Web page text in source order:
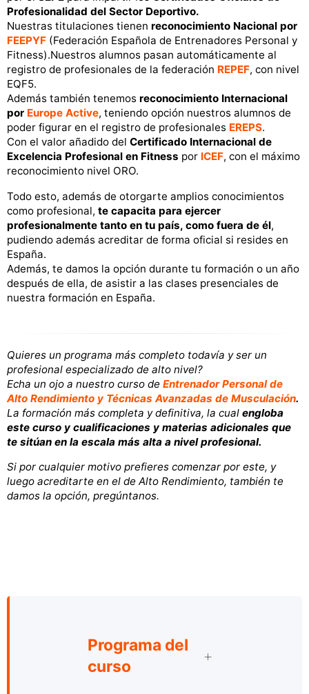
Profesionalidad del Sector Deportivo.
Nuestras titulaciones tienen reconocimiento Nacional por
FEEPYF (Federación Española de Entrenadores Personal y
Fitness).Nuestros alumnos pasan automáticamente al
registro de profesionales de la federación REPEF, con nivel
EQF5.
Además también tenemos reconocimiento Internacional
por Europe Active, teniendo opción nuestros alumnos de
poder figurar en el registro de profesionales EREPS.
Con el valor añadido del Certificado Internacional de
Excelencia Profesional en Fitness por ICEF, con el máximo
reconocimiento nivel ORO.
Todo esto, además de otorgarte amplios conocimientos
como profesional, te capacita para ejercer
profesionalmente tanto en tu país, como fuera de él,
pudiendo además acreditar de forma oficial si resides en
España.
Además, te damos la opción durante tu formación o un año
después de ella, de asistir a las clases presenciales de
nuestra formación en España.
Quieres un programa más completo todavía y ser un
profesional especializado de alto nivel?
Echa un ojo a nuestro curso de Entrenador Personal de
Alto Rendimiento y Técnicas Avanzadas de Musculación.
La formación más completa y definitiva, la cual engloba
este curso y cualificaciones y materias adicionales que
te sitúan en la escala más alta a nivel profesional.
Si por cualquier motivo prefieres comenzar por este, y
luego acreditarte en el de Alto Rendimiento, también te
damos la opción, pregúntanos.
Programa del
curso